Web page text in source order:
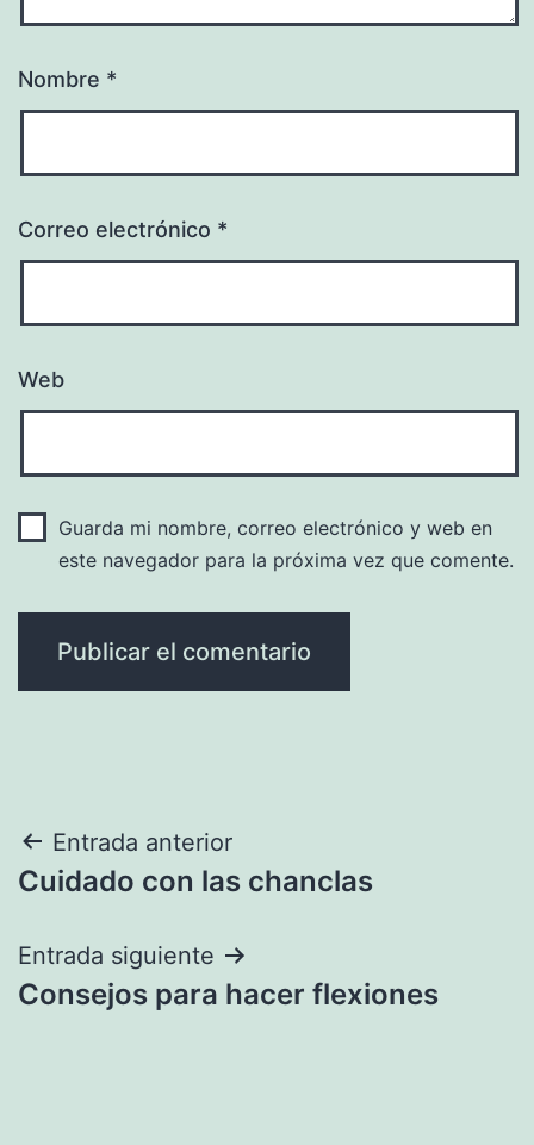
Nombre *
Correo electrónico *
Web
Guarda mi nombre, correo electrónico y web en
este navegador para la próxima vez que comente.
Navegación
de
entradas
Entrada anterior
Cuidado con las chanclas
Entrada siguiente
Consejos para hacer flexiones